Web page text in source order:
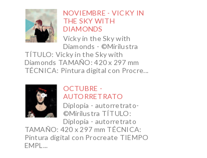
NOVIEMBRE - VICKY IN
THE SKY WITH
DIAMONDS
Vicky in the Sky with
Diamonds - ©Mirilustra
TÍTULO: Vicky in the Sky with
Diamonds TAMAÑO: 420 x 297 mm
TÉCNICA: Pintura digital con Procre...
OCTUBRE -
AUTORRETRATO
Diplopía - autorretrato-
©Mirilustra TÍTULO:
Diplopía - autorretrato
TAMAÑO: 420 x 297 mm TÉCNICA:
Pintura digital con Procreate TIEMPO
EMPL...